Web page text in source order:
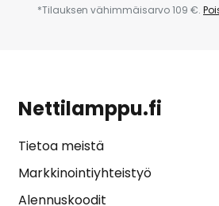
*Tilauksen vähimmäisarvo 109 €.
Nettilamppu.fi
Tietoa meistä
Markkinointiyhteistyö
Alennuskoodit